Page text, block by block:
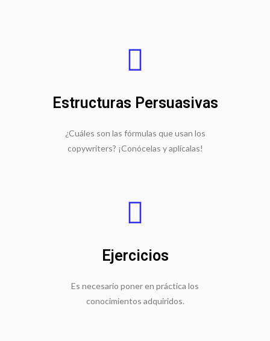
Estructuras Persuasivas
¿Cuáles son las fórmulas que usan los
copywriters? ¡Conócelas y aplícalas!
Ejercicios
Es necesario poner en práctica los
conocimientos adquiridos.